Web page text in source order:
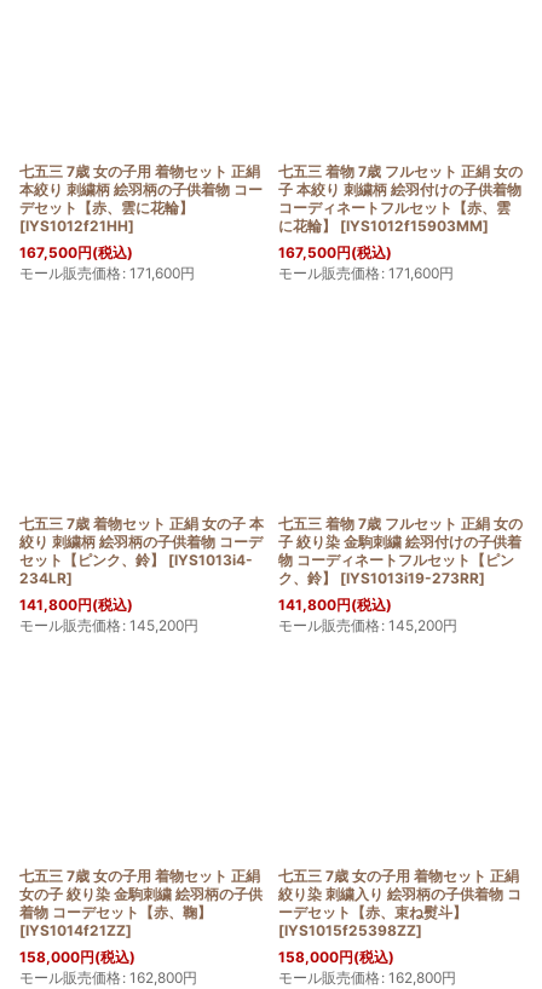
七五三 7歳 女の子用 着物セット 正絹
本絞り 刺繍柄 絵羽柄の子供着物 コー
デセット【赤、雲に花輪】
[IYS1012f21HH]
167,500円(税込)
モール販売価格: 171,600円
七五三 着物 7歳 フルセット 正絹 女の
子 本絞り 刺繍柄 絵羽付けの子供着物
コーディネートフルセット【赤、雲
に花輪】
[IYS1012f15903MM]
167,500円(税込)
モール販売価格: 171,600円
七五三 7歳 着物セット 正絹 女の子 本
絞り 刺繍柄 絵羽柄の子供着物 コーデ
セット【ピンク、鈴】
[IYS1013i4-
234LR]
141,800円(税込)
モール販売価格: 145,200円
七五三 着物 7歳 フルセット 正絹 女の
子 絞り染 金駒刺繍 絵羽付けの子供着
物 コーディネートフルセット【ピン
ク、鈴】
[IYS1013i19-273RR]
141,800円(税込)
モール販売価格: 145,200円
七五三 7歳 女の子用 着物セット 正絹
女の子 絞り染 金駒刺繍 絵羽柄の子供
着物 コーデセット【赤、鞠】
[IYS1014f21ZZ]
158,000円(税込)
モール販売価格: 162,800円
七五三 7歳 女の子用 着物セット 正絹
絞り染 刺繍入り 絵羽柄の子供着物 コ
ーデセット【赤、束ね熨斗】
[IYS1015f25398ZZ]
158,000円(税込)
モール販売価格: 162,800円